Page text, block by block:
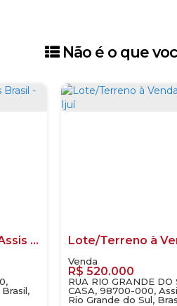
Não é o que
Lote/Terreno à Venda, Assis Brasil - Ijuí
R$ 520.000
RUA RIO GRANDE DO
CASA, 98700-000,
Rio Grande do Sul,